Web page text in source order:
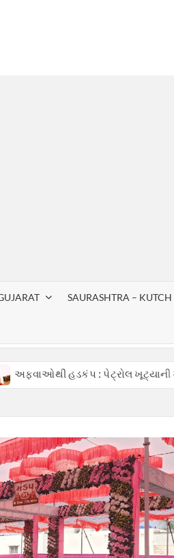
SAURASHTRA – KUTCH
હડકંપ : પેટ્રોલ ખૂટ્યાની ખોટી